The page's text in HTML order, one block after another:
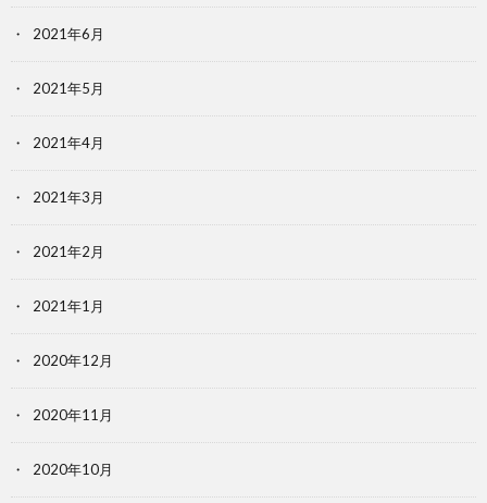
2021年6月
2021年5月
2021年4月
2021年3月
2021年2月
2021年1月
2020年12月
2020年11月
2020年10月